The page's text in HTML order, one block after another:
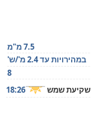
7.5 מ"מ
במהירויות עד 2.4 מ'/ש'
8
שקיעת שמש 18:26